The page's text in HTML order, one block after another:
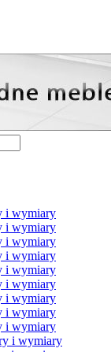
i wymiary
i wymiary
i wymiary
i wymiary
i wymiary
i wymiary
i wymiary
i wymiary
i wymiary
i wymiary